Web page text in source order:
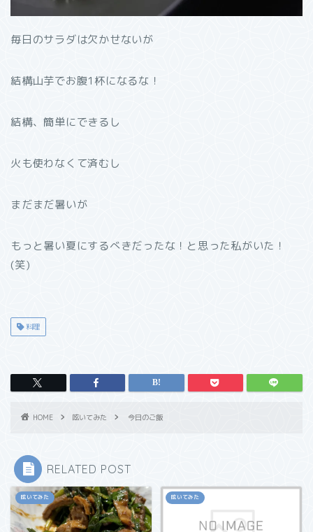
毎日のサラダは欠かせないが
結構山芋でお腹1杯になるな！
結構、簡単にできるし
火も使わなくて済むし
まだまだ暑いが
もっと暑い夏にするべきだったな！と思った私がいた！
(笑)
料理
HOME 呟いてみた 今日のご飯
RELATED POST
呟いてみた 呟いてみた